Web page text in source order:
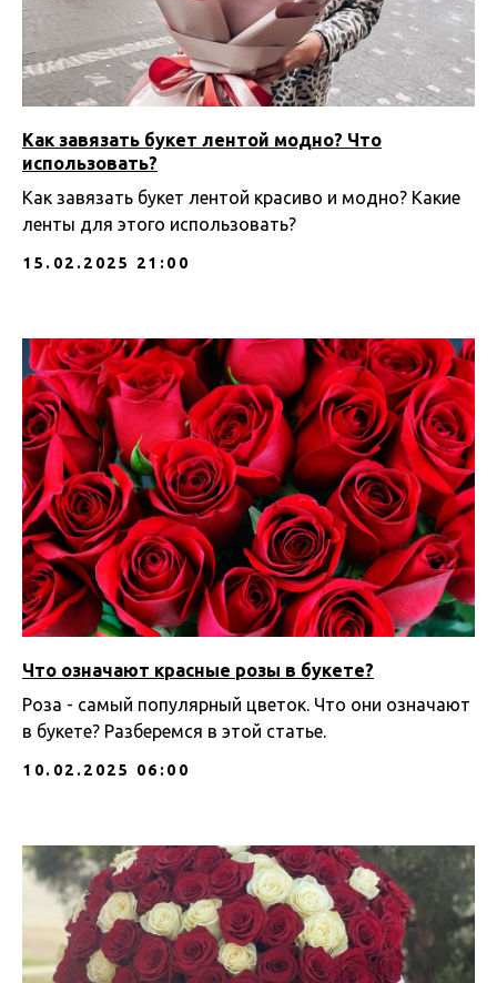
Как завязать букет лентой модно? Что
использовать?
Как завязать букет лентой красиво и модно? Какие
ленты для этого использовать?
15.02.2025 21:00
Что означают красные розы в букете?
Роза - самый популярный цветок. Что они означают
в букете? Разберемся в этой статье.
10.02.2025 06:00